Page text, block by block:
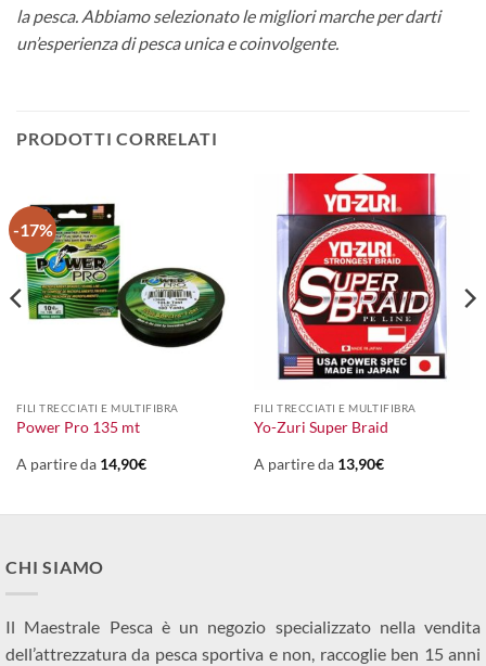
la pesca. Abbiamo selezionato le migliori marche per darti
un’esperienza di pesca unica e coinvolgente.
PRODOTTI CORRELATI
-17%
FILI TRECCIATI E MULTIFIBRA
Power Pro 135 mt
A partire da 14,90€
FILI TRECCIATI E MULTIFIBRA
Yo-Zuri Super Braid
A partire da 13,90€
CHI SIAMO
Il Maestrale Pesca è un negozio specializzato nella vendita
dell’attrezzatura da pesca sportiva e non, raccoglie ben 15 anni